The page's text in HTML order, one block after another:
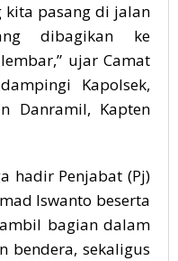
kita pasang di jalan
dibagikan ke
ujar Camat
Kapolsek,
Danramil, Kapten
hadir Penjabat (Pj)
Iswanto beserta
bagian dalam
bendera, sekaligus